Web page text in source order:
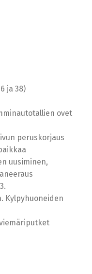
ja 38)
ovet
peruskorjaus
uusiminen,
Kylpyhuoneiden